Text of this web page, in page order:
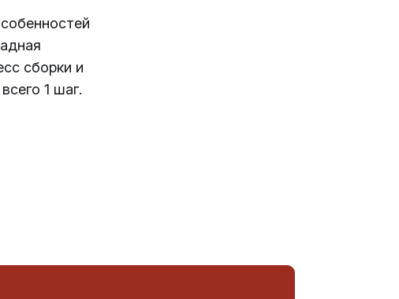
сборки и
1 шаг.